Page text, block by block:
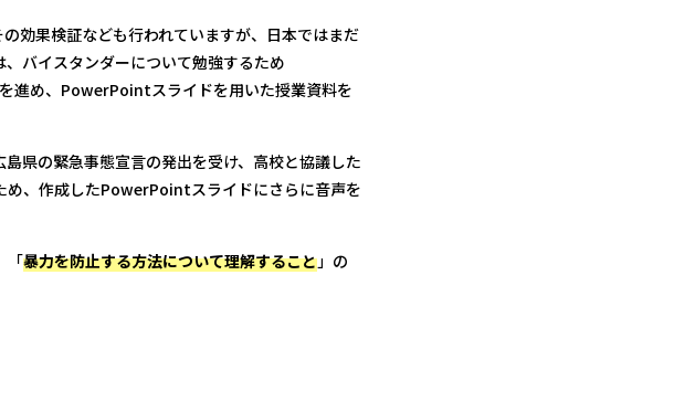
効果検証なども行われていますが、日本ではまだ
バイスタンダーについて勉強するため
め、PowerPointスライドを用いた授業資料を
県の緊急事態宣言の発出を受け、高校と協議した
め、作成したPowerPointスライドにさらに音声を
「暴力を防止する方法について理解すること」の